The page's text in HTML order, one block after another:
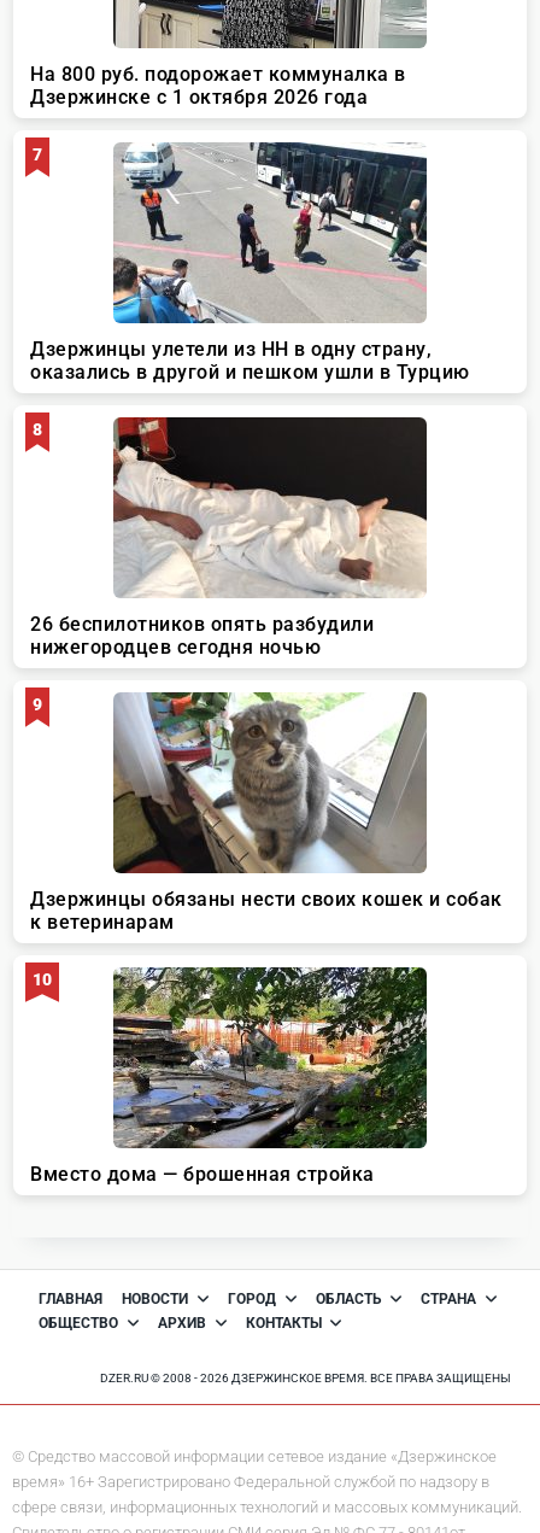
ГЛАВНАЯ НОВОСТИ ГОРОД ОБЛАСТЬ
СТРАНА
ОБЩЕСТВО
АРХИВ КОНТАКТЫ
DZER.RU © 2008 - 2026 ДЗЕРЖИНСКОЕ ВРЕМЯ. ВСЕ ПРАВА ЗАЩИЩЕНЫ
© Средство массовой информации сетевое издание «Дзержинское
время» 16+ Зарегистрировано Федеральной службой по надзору в
сфере связи, информационных технологий и массовых коммуникаций.